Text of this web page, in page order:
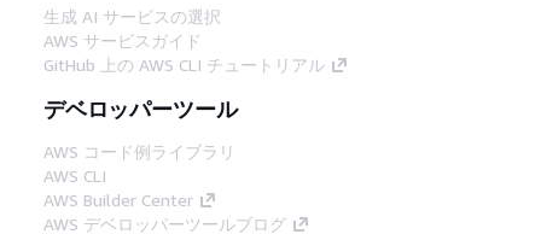
生成 AI サービスの選択
AWS サービスガイド
GitHub 上の AWS CLI チュートリアル
デベロッパーツール
AWS コード例ライブラリ
AWS CLI
AWS Builder Center
AWS デベロッパーツールブログ